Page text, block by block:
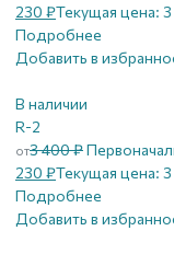
230 ₽Текущая цена:
Подробнее
Добавить в
В наличии
R-2
от3 400₽
230 ₽Текущая цена:
Подробнее
Добавить в